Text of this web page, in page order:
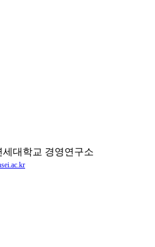
세대학교 경영연구소